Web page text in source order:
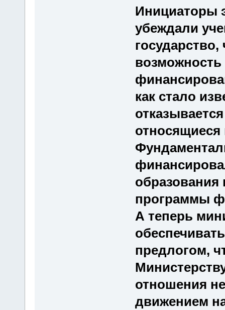
Инициаторы
убеждали
возможность
как стало
программы
А теперь
предлогом,
отношения
движением